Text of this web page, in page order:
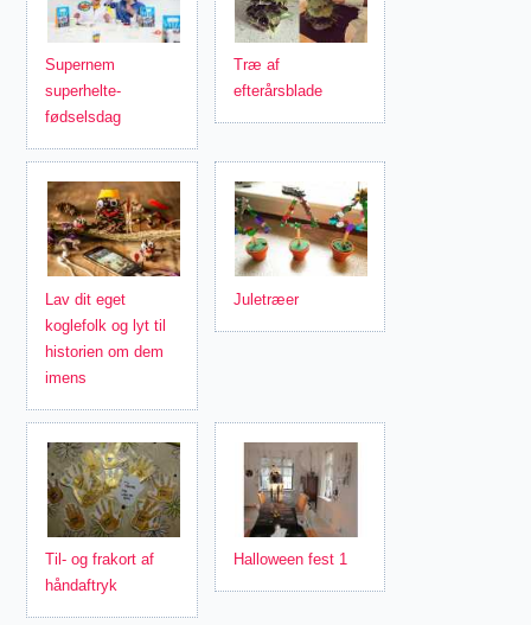
Supernem
superhelte-
fødselsdag
Træ af
efterårsblade
Lav dit eget
koglefolk og lyt til
historien om dem
imens
Juletræer
Til- og frakort af
håndaftryk
Halloween fest 1